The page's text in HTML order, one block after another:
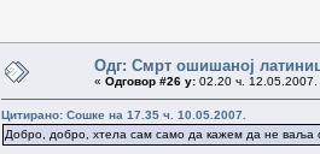
Одг: Смрт ошишаној
« Одговор #26 у: 02.20 ч. 12.05.2007.
Цитирано: Сошке на 17.35 ч. 10.05.2007.
Добро, добро, хтела сам само да кажем да не ваља